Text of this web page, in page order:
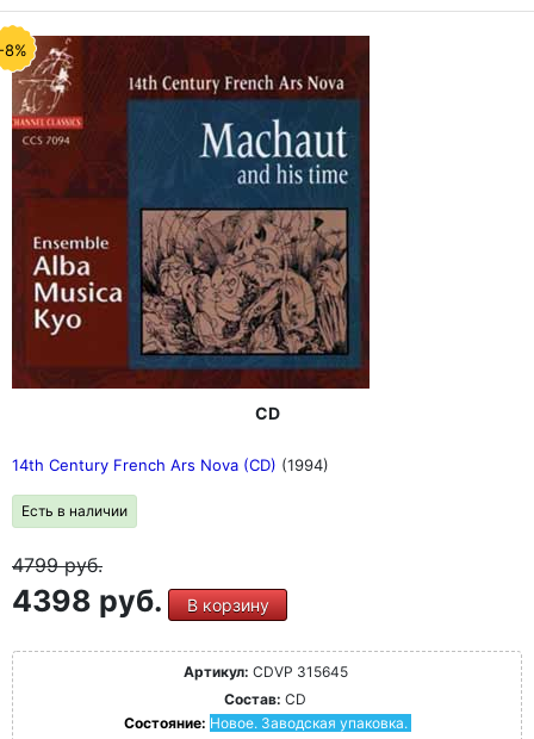
8%
CD
14th Century French Ars Nova (CD) (1994)
Есть в наличии
4799руб.
4398 руб. В корзину
Артикул: CDVP 315645
Состав: CD
Состояние: Новое. Заводская упаковка.